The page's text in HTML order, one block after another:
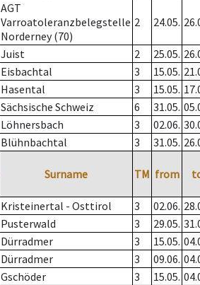
AGT
Varroatoleranzbelegstelle
Norderney (70)
2 24.05.
Juist 2 25.05.
Eisbachtal 3 15.05.
Hasental 3 15.05.
Sächsische Schweiz 6 31.05.
Löhnersbach 3 02.06.
Blühnbachtal 3 31.05.
Surname TM from
Kristeinertal - Osttirol 3 02.06.
Pusterwald 3 29.05.
Dürradmer 3 15.05.
Dürradmer 3 09.06.
Gschöder 3 15.05.